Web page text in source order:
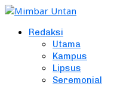
Redaksi
Utama
Kampus
Lipsus
Seremonial